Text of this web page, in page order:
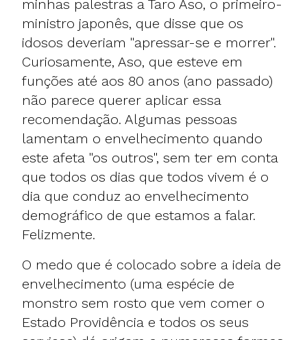
minhas palestras a Taro Aso, o primeiro-
ministro japonês, que disse que os
idosos deveriam "apressar-se e morrer".
Curiosamente, Aso, que esteve em
funções até aos 80 anos (ano passado)
não parece querer aplicar essa
recomendação. Algumas pessoas
lamentam o envelhecimento quando
este afeta "os outros", sem ter em conta
que todos os dias que todos vivem é o
dia que conduz ao envelhecimento
demográfico de que estamos a falar.
Felizmente.
O medo que é colocado sobre a ideia de
envelhecimento (uma espécie de
monstro sem rosto que vem comer o
Estado Providência e todos os seus